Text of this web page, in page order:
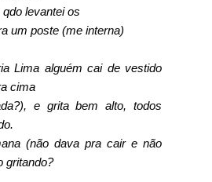
levantei os
um poste (me interna)
Lima alguém cai de vestido
cima
e grita bem alto, todos
(não dava pra cair e não
gritando?